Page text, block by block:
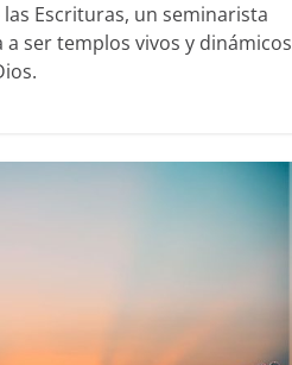
Escrituras, un seminarista
ser templos vivos y dinámicos